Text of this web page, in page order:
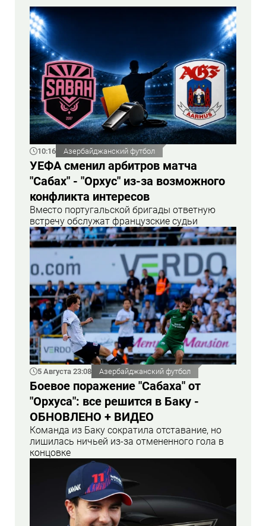
10:16 Азербайджанский футбол
УЕФА сменил арбитров матча
"Сабах" - "Орхус" из-за возможного
конфликта интересов
Вместо португальской бригады ответную
встречу обслужат французские судьи
5 Августа 23:08 Азербайджанский футбол
Боевое поражение "Сабаха" от
"Орхуса": все решится в Баку -
ОБНОВЛЕНО + ВИДЕО
Команда из Баку сократила отставание, но
лишилась ничьей из-за отмененного гола в
концовке